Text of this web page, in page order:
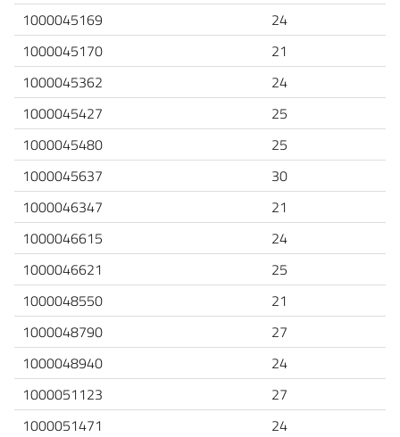
1000045169
24
1000045170
21
1000045362
24
1000045427
25
1000045480
25
1000045637
30
1000046347
21
1000046615
24
1000046621
25
1000048550
21
1000048790
27
1000048940
24
1000051123
27
1000051471
24